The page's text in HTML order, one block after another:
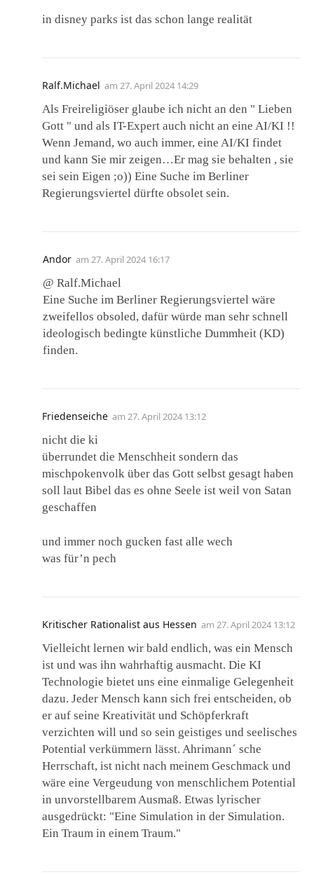
in disney parks ist das schon lange realität
Ralf.Michael am 27. April 2024 14:29
Als Freireligiöser glaube ich nicht an den " Lieben
Gott " und als IT-Expert auch nicht an eine AI/KI !!
Wenn Jemand, wo auch immer, eine AI/KI findet
und kann Sie mir zeigen…Er mag sie behalten , sie
sei sein Eigen ;o)) Eine Suche im Berliner
Regierungsviertel dürfte obsolet sein.
Andor am 27. April 2024 16:17
@ Ralf.Michael
Eine Suche im Berliner Regierungsviertel wäre
zweifellos obsoled, dafür würde man sehr schnell
ideologisch bedingte künstliche Dummheit (KD)
finden.
Friedenseiche am 27. April 2024 13:12
nicht die ki
überrundet die Menschheit sondern das
mischpokenvolk über das Gott selbst gesagt haben
soll laut Bibel das es ohne Seele ist weil von Satan
geschaffen
und immer noch gucken fast alle wech
was für’n pech
Kritischer Rationalist aus Hessen am 27. April 2024 13:12
Vielleicht lernen wir bald endlich, was ein Mensch
ist und was ihn wahrhaftig ausmacht. Die KI
Technologie bietet uns eine einmalige Gelegenheit
dazu. Jeder Mensch kann sich frei entscheiden, ob
er auf seine Kreativität und Schöpferkraft
verzichten will und so sein geistiges und seelisches
Potential verkümmern lässt. Ahrimann´ sche
Herrschaft, ist nicht nach meinem Geschmack und
wäre eine Vergeudung von menschlichem Potential
in unvorstellbarem Ausmaß. Etwas lyrischer
ausgedrückt: "Eine Simulation in der Simulation.
Ein Traum in einem Traum."